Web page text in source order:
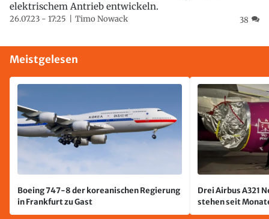
elektrischem Antrieb entwickeln.
26.07.23 - 17:25 Timo Nowack 38
Meistgelesen
Boeing 747-8 der koreanischen Regierung
in Frankfurt zu Gast
Drei Airbus A321
stehen seit
jetzt wurde einer